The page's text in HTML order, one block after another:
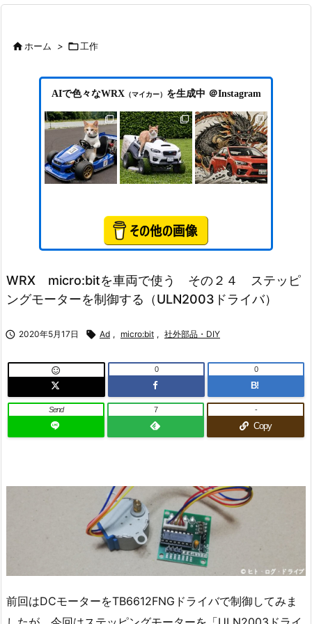
ホーム > 工作
AIで色々なWRX （マイカー） を生成中 ＠Instagram
WRX micro:bitを車両で使う その２４ ステッピ
ングモーターを制御する（ULN2003ドライバ）
 2020年5月17日  Ad , micro:bit , 社外部品・DIY
 0
B!
0
Send 7
Copy
-
前回はDCモーターをTB6612FNGドライバで制御してみま